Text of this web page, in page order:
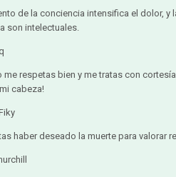
de la conciencia intensifica el dolor,
son intelectuales.
me respetas bien y me tratas con
cabeza!
haber deseado la muerte para valorar